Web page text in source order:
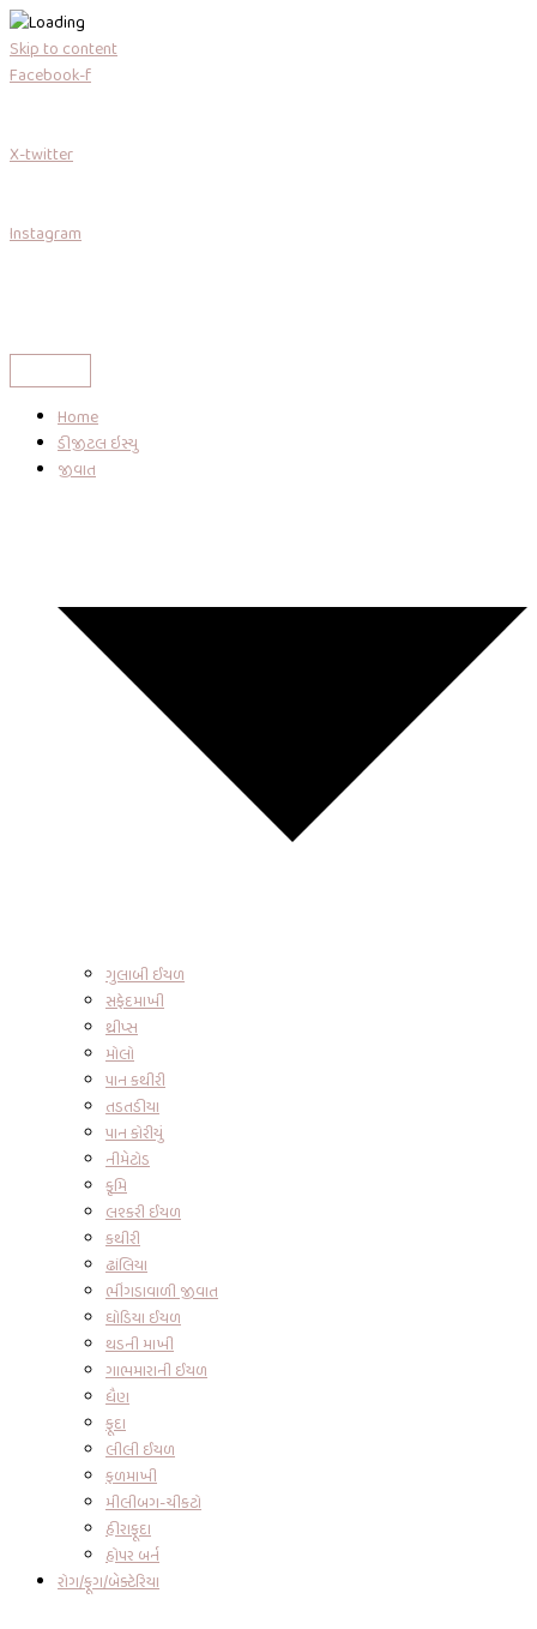
Skip to content
Facebook-f
X-twitter
Instagram
Home
ડીજીટલ ઇસ્યુ
જીવાત
ગુલાબી ઈયળ
સફેદમાખી
થ્રીપ્સ
મોલો
પાન કથીરી
તડતડીયા
પાન કોરીયું
નીમેટોડ
કૃમિ
લશ્કરી ઈયળ
કથીરી
ઢાંલિયા
ભીંગડાવાળી જીવાત
ઘોડિયા ઈયળ
થડની માખી
ગાભમારાની ઈયળ
ધૈણ
ફૂદા
લીલી ઈયળ
ફળમાખી
મીલીબગ-ચીકટો
હીરાફૂદા
હોપર બર્ન
રોગ/ફૂગ/બેક્ટેરિયા